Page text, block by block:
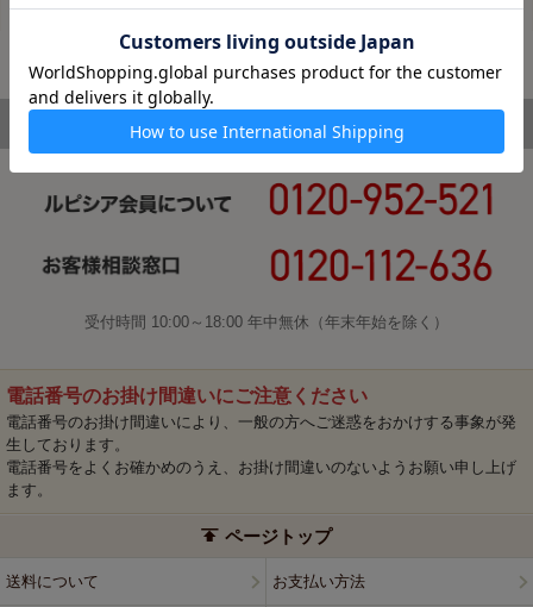
カスタマーハラスメントについて
受付時間 10:00～18:00 年中無休（年末年始を除く）
電話番号のお掛け間違いにご注意ください
電話番号のお掛け間違いにより、一般の方へご迷惑をおかけする事象が発
生しております。
電話番号をよくお確かめのうえ、お掛け間違いのないようお願い申し上げ
ます。
ページトップ
送料について お支払い方法